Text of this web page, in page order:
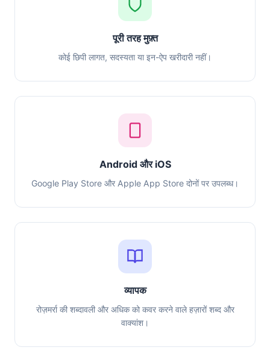
पूरी तरह मुफ़्त
कोई छिपी लागत, सदस्यता या इन-ऐप खरीदारी नहीं।
Android और iOS
Google Play Store और Apple App Store दोनों पर उपलब्ध।
व्यापक
रोज़मर्रा की शब्दावली और अधिक को कवर करने वाले हज़ारों शब्द और
वाक्यांश।